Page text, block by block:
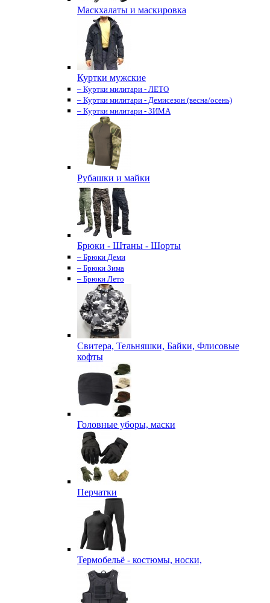
Маскхалаты и маскировка
Куртки мужские
– Куртки милитари - ЛЕТО
– Куртки милитари - Демисезон (весна/осень)
– Куртки милитари - ЗИМА
Рубашки и майки
Брюки - Штаны - Шорты
– Брюки Деми
– Брюки Зима
– Брюки Лето
Свитера, Тельняшки, Байки, Флисовые
кофты
Головные уборы, маски
Перчатки
Термобельё - костюмы, носки,